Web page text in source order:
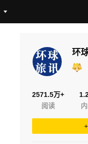
环
2571.5万+
阅读